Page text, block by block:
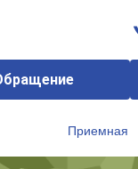
Приемная